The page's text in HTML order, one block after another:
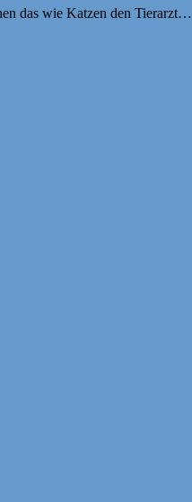
das wie Katzen den Tierarzt…